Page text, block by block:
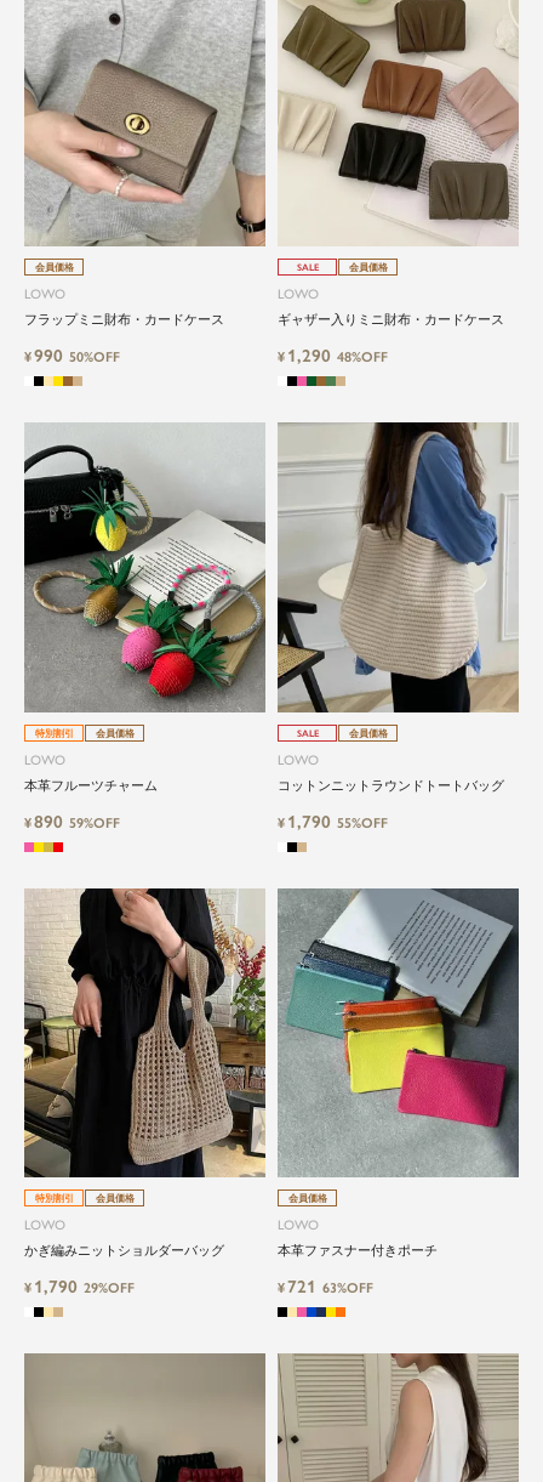
会員価格
LOWO
フラップミニ財布・カードケース
¥990 50%OFF
SALE 会員価格
LOWO
ギャザー入りミニ財布・カードケース
¥ 1,290 48%OFF
特別割引 会員価格
LOWO
本革フルーツチャーム
¥890 59%OFF
SALE 会員価格
LOWO
コットンニットラウンドトートバッグ
¥ 1,790 55%OFF
特別割引 会員価格
LOWO
かぎ編みニットショルダーバッグ
¥ 1,790 29%OFF
会員価格
LOWO
本革ファスナー付きポーチ
¥721 63%OFF